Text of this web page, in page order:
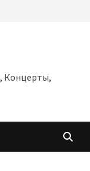
Концерты,